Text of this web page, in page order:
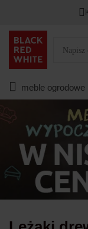
HITY
meble ogrodowe